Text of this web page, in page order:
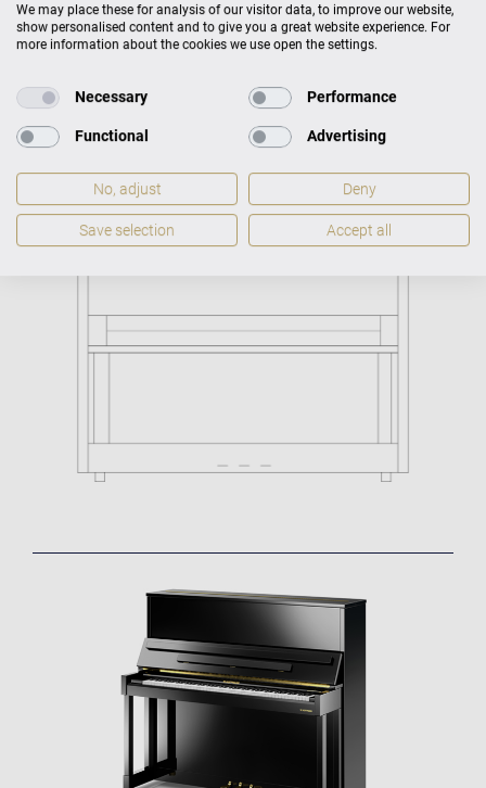
Vision V 8 VARIO Maße
Maße
H 132 × B 150 × T 66,3
Gewicht
255 kg
We may place these for analysis of our visitor data, to improve our website,
show personalised content and to give you a great website experience. For
more information about the cookies we use open the settings.
Necessary Performance
Functional Advertising
No, adjust Deny
Save selection Accept all